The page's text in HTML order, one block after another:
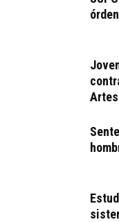
Artes